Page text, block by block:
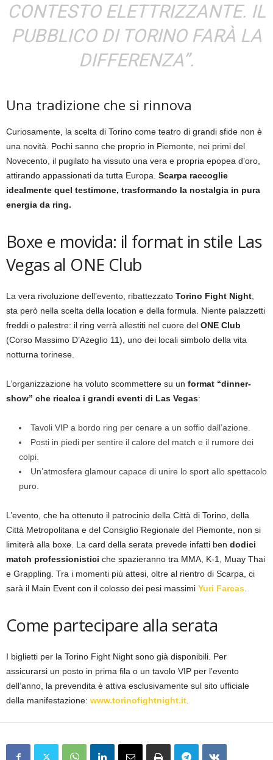
CONTESTO ELETTRIZZANTE. IL
PUBBLICO DI TORINO FARÀ LA
DIFFERENZA”.
Una tradizione che si rinnova
Curiosamente, la scelta di Torino come teatro di grandi sfide non è
una novità. Pochi sanno che proprio in Piemonte, nei primi del
Novecento, il pugilato ha vissuto una vera e propria epopea d’oro,
attirando appassionati da tutta Europa. Scarpa raccoglie
idealmente quel testimone, trasformando la nostalgia in pura
energia da ring.
Boxe e movida: il format in stile Las
Vegas al ONE Club
La vera rivoluzione dell’evento, ribattezzato Torino Fight Night,
sta però nella scelta della location e della formula. Niente palazzetti
freddi o palestre: il ring verrà allestiti nel cuore del ONE Club
(Corso Massimo D’Azeglio 11), uno dei locali simbolo della vita
notturna torinese.
L’organizzazione ha voluto scommettere su un format “dinner-
show” che ricalca i grandi eventi di Las Vegas:
Tavoli VIP a bordo ring per cenare a un soffio dall’azione.
Posti in piedi per sentire il calore del match e il rumore dei
colpi.
Un’atmosfera glamour capace di unire lo sport allo spettacolo
puro.
L’evento, che ha ottenuto il patrocinio della Città di Torino, della
Città Metropolitana e del Consiglio Regionale del Piemonte, non si
limiterà alla boxe. La card della serata prevede infatti ben dodici
match professionistici che spazieranno tra MMA, K-1, Muay Thai
e Grappling. Tra i momenti più attesi, oltre al rientro di Scarpa, ci
sarà il Main Event con il colosso dei pesi massimi Yuri Farcas.
Come partecipare alla serata
I biglietti per la Torino Fight Night sono già disponibili. Per
assicurarsi un posto in prima fila o un tavolo VIP per l’evento
dell’anno, la prevendita è attiva esclusivamente sul sito ufficiale
della manifestazione: www.torinofightnight.it.